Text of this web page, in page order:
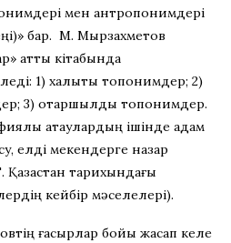
мен антропонимдері
бар. М. Мырзахметов
атты кітабында
1) халықтық топонимдер; 2)
3) отаршылдық топонимдер.
атаулардың ішінде адам
елді мекендерге назар
тарихындағы
кейбір мәселелері).
ғасырлар бойы жасап келе